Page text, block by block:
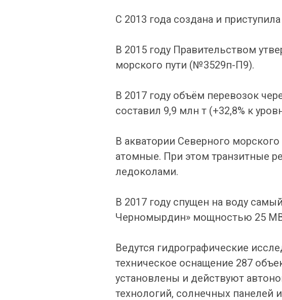
С 2013 года создана и
В 2015 году Правительством
морского пути (№3529п-П9).
В 2017 году объём перевозок
составил 9,9 млн т (+32,8% к
В акватории Северного
атомные. При этом транзитные
ледоколами.
В 2017 году спущен на воду
Черномырдин» мощностью 25
Ведутся гидрографические
техническое оснащение 287
установлены и действуют
технологий, солнечных панелей